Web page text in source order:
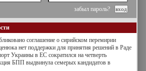
забыл пароль?
соглашение о сирийском перемирии
нет поддержки для принятия решений в Раде
Украины в ЕС сократился на четверть
БПП выдвинула семерых кандидатов в